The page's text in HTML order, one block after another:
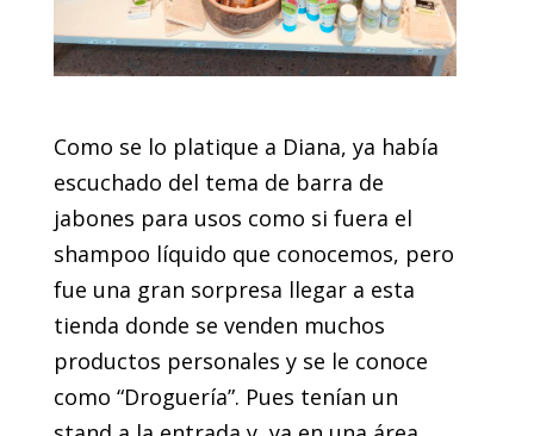
Como se lo platique a Diana, ya había
escuchado del tema de barra de
jabones para usos como si fuera el
shampoo líquido que conocemos, pero
fue una gran sorpresa llegar a esta
tienda donde se venden muchos
productos personales y se le conoce
como “Droguería”. Pues tenían un